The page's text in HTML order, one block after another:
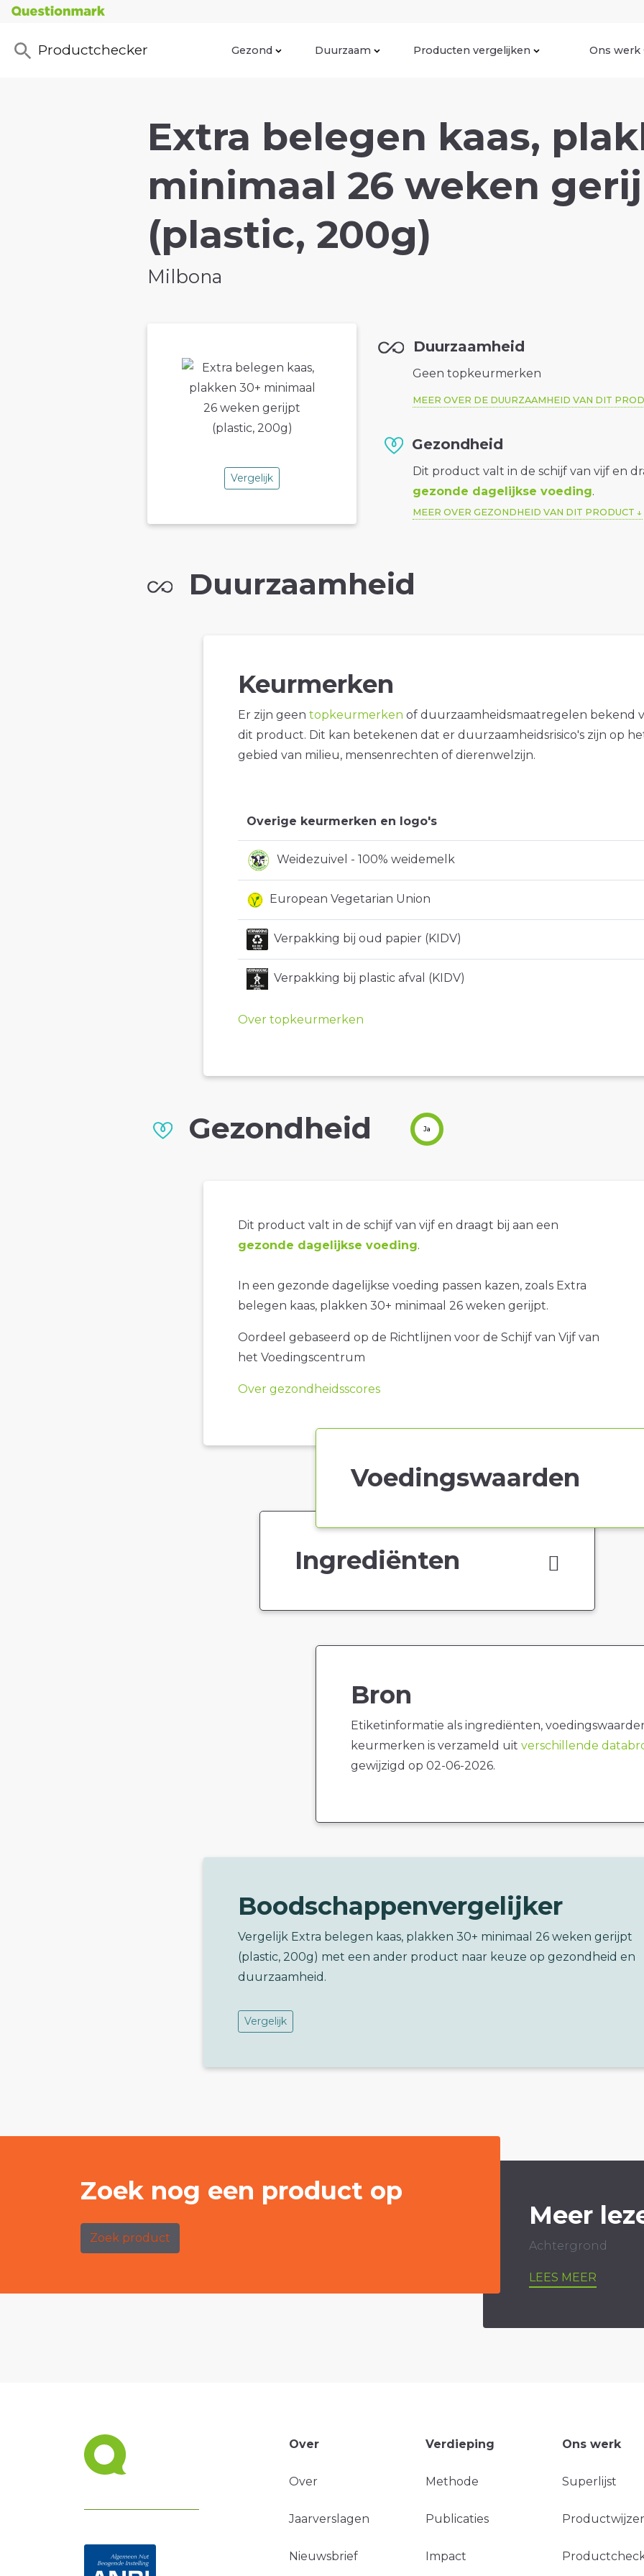
Productchecker Gezond Duurzaam Producten vergelijken Ons werk
Extra belegen kaas,
minimaal 26 weken
(plastic, 200g)
Milbona
Vergelijk
Duurzaamheid
Geen topkeurmerken
MEER OVER DE DUURZAAMHEID VAN DIT
Gezondheid
Dit product valt in de schijf van vijf en
gezonde dagelijkse voeding.
MEER OVER GEZONDHEID VAN DIT PRODUCT
Duurzaamheid
Keurmerken
Er zijn geen topkeurmerken of duurzaamheidsmaatregelen bekend
dit product. Dit kan betekenen dat er duurzaamheidsrisico's zijn op
gebied van milieu, mensenrechten of dierenwelzijn.
Overige keurmerken en logo's
Weidezuivel - 100% weidemelk
European Vegetarian Union
Verpakking bij oud papier (KIDV)
Verpakking bij plastic afval (KIDV)
Over topkeurmerken
Gezondheid Ja
Dit product valt in de schijf van vijf en draagt bij aan een
gezonde dagelijkse voeding.
In een gezonde dagelijkse voeding passen kazen, zoals Extra
belegen kaas, plakken 30+ minimaal 26 weken gerijpt.
Oordeel gebaseerd op de Richtlijnen voor de Schijf van Vijf van
het Voedingscentrum
Over gezondheidsscores
Voedingswaarden
Ingrediënten
Bron
Etiketinformatie als ingrediënten,
keurmerken is verzameld uit verschillende
gewijzigd op 02-06-2026.
Boodschappenvergelijker
Vergelijk Extra belegen kaas, plakken 30+ minimaal 26 weken gerijpt
(plastic, 200g) met een ander product naar keuze op gezondheid en
duurzaamheid.
Vergelijk
Zoek nog een product op
Zoek product
Meer
Achtergrond
LEES MEER
Over
Over
Jaarverslagen
Nieuwsbrief
Verdieping
Methode
Publicaties
Impact
Ons werk
Superlijst